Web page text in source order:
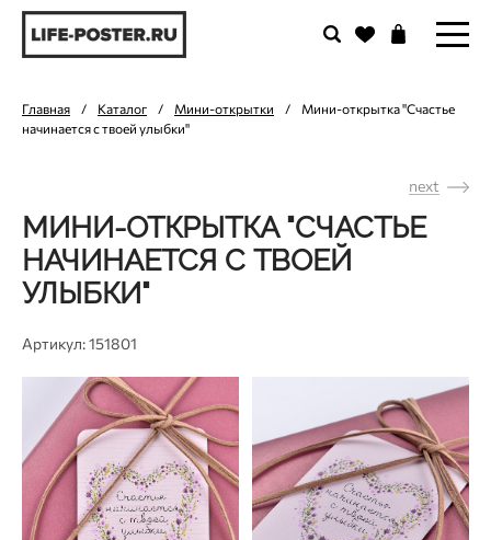
Главная / Каталог / Мини-открытки /
Мини-открытка "Счастье
начинается с твоей улыбки"
next
МИНИ-ОТКРЫТКА "СЧАСТЬЕ
НАЧИНАЕТСЯ С ТВОЕЙ
УЛЫБКИ"
Артикул: 151801